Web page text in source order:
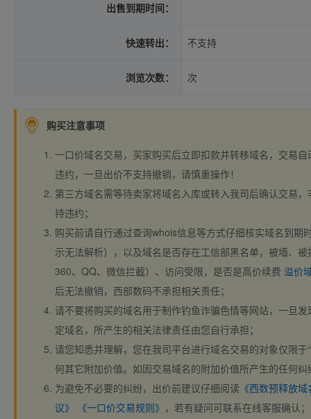
出售到期时间：
快速转出： 不支持
浏览次数： 次
购买注意事项
一口价域名交易，买家购买后立即扣款并转移域名，交易
违约，一旦出价不支持撤销，请慎重操作！
第三方域名需等待卖家将域名入库或转入我司后确认交易
持违约；
购买前请自行通过查询whois信息等方式仔细核实域名到期
示无法解析），以及域名是否存在工信部黑名单，被墙、
360、QQ、微信拦截）、访问受限，是否是高价续费 溢价
后无法撤销，西部数码不承担相关责任；
请不要将购买的域名用于制作钓鱼诈骗色情等网站，一旦
定域名，所产生的相关法律责任由您自行承担；
请您知悉并理解，您在我司平台进行域名交易的对象仅限于
何其它附加价值。如因交易域名的附加价值所产生的任何
为避免不必要的纠纷，出价前建议仔细阅读 《西数预释放
议》
《一口价交易规则》 ，若有疑问可联系在线客服确认；